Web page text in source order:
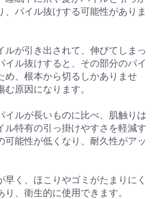
、パイル抜けする可能性がありま
ルが引き出されて、伸びてしまっ
イル抜けすると、その部分のパイ
め、根本から切るしかありませ
原因になります。
イルが長いものに比べ、肌触りは
ル特有の引っ掛けやすさを軽減す
可能性が低くなり、耐久性がアッ
く、ほこりやゴミがたまりにく
、衛生的に使用できます。